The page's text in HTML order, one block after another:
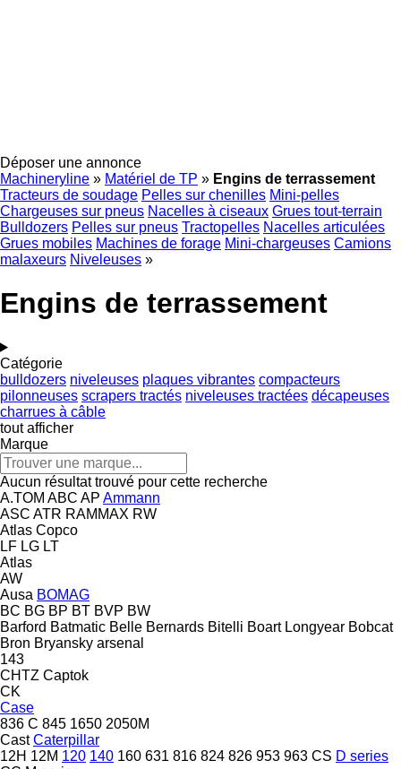
Déposer une annonce
Machineryline » Matériel de TP » Engins de terrassement
Tracteurs de soudage Pelles sur chenilles Mini-pelles
Chargeuses sur pneus Nacelles à ciseaux Grues tout-terrain
Bulldozers Pelles sur pneus Tractopelles Nacelles articulées
Grues mobiles Machines de forage Mini-chargeuses Camions
malaxeurs Niveleuses »
Engins de terrassement
Catégorie
bulldozers niveleuses plaques vibrantes compacteurs
pilonneuses scrapers tractés niveleuses tractées décapeuses
charrues à câble
tout afficher
Marque
Aucun résultat trouvé pour cette recherche
A.TOM ABC AP Ammann
ASC ATR RAMMAX RW
Atlas Copco
LF LG LT
Atlas
AW
Ausa BOMAG
BC BG BP BT BVP BW
Barford Batmatic Belle Bernards Bitelli Boart Longyear Bobcat
Bron Bryansky arsenal
143
CHTZ Captok
CK
Case
836 C 845 1650 2050M
Cast Caterpillar
12H 12M 120 140 160 631 816 824 826 953 963 CS D series